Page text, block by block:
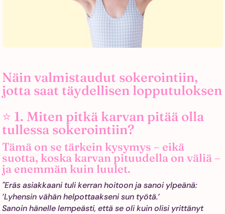
Näin valmistaudut sokerointiin,
jotta saat täydellisen lopputuloksen
⭐ 1. Miten pitkä karvan pitää olla
tullessa sokerointiin?
Tämä on se tärkein kysymys – eikä
suotta, koska karvan pituudella on väliä –
ja enemmän kuin luulet.
"Eräs asiakkaani tuli kerran hoitoon ja sanoi ylpeänä:
’Lyhensin vähän helpottaakseni sun työtä.’
Sanoin hänelle lempeästi, että se oli kuin olisi yrittänyt